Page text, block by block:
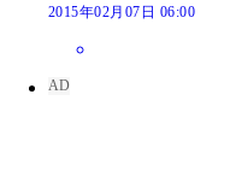
2015年02月07日 06:00